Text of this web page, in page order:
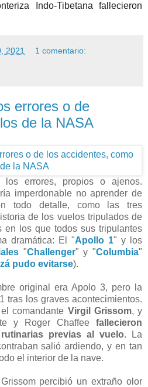
Indo-Tibetana fallecieron
2021 1 comentario:
errores o de
de la NASA
los errores, propios o ajenos.
imperdonable no aprender de
todo detalle, como las tres
de los vuelos tripulados de
en los que todos sus tripulantes
dramática: El "Apollo 1" y los
"Challenger" y "Columbia"
pudo evitarse).
original era Apolo 3, pero la
tras los graves acontecimientos.
comandante Virgil Grissom, y
y Roger Chaffee fallecieron
previas al vuelo. La
salió ardiendo, y en tan
el interior de la nave.
percibió un extraño olor